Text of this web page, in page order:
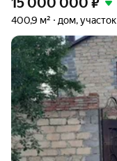
400,9 м² дом, участок